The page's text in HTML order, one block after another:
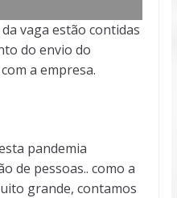
vaga estão contidas
do envio do
a empresa.
pandemia
de pessoas.. como a
grande, contamos